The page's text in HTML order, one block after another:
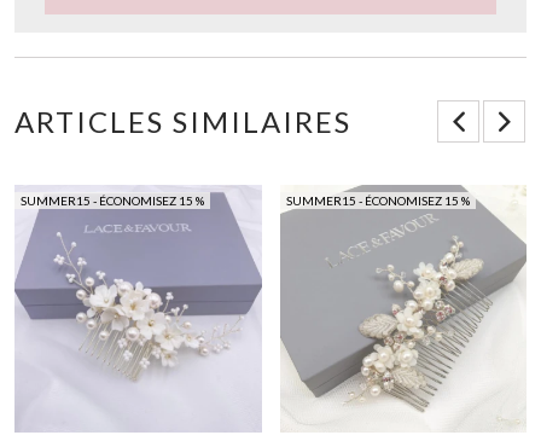
ARTICLES SIMILAIRES
SUMMER15 - ÉCONOMISEZ 15 % SUMMER15 - ÉCONOMISEZ 15 %